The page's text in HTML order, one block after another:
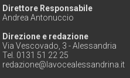
Direttore Responsabile
Andrea Antonuccio
Direzione e redazione
Via Vescovado, 3 - Alessandria
Tel. 0131 51 22 25
redazione@lavocealessandrina.it